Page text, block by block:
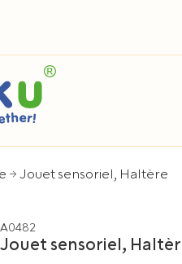
Jouet sensoriel, Haltère
A0482
Jouet sensoriel,